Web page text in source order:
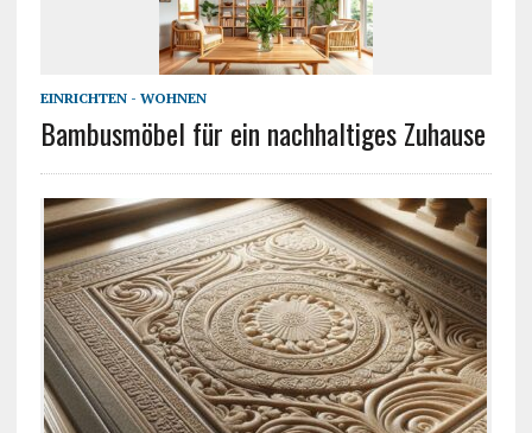
EINRICHTEN - WOHNEN
Bambusmöbel für ein nachhaltiges Zuhause